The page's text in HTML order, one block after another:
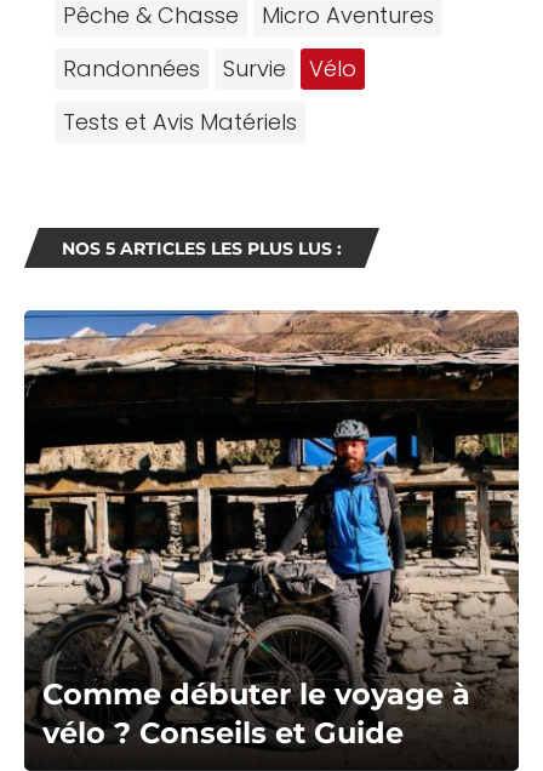
Pêche & Chasse
Micro Aventures
Randonnées
Survie
Vélo
Tests et Avis Matériels
NOS 5 ARTICLES LES PLUS LUS :
Comme débuter le voyage à
vélo ? Conseils et Guide